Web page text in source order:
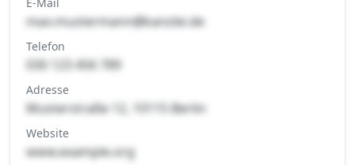
max.mustermann@kanzlei.de
Telefon
030 123 456 789
Adresse
Musterstraße 12, 10115 Berlin
Website
www.example.org